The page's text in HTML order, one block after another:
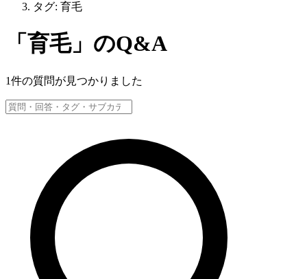
タグ: 育毛
「 育毛」のQ&A
1件の質問が見つかりました